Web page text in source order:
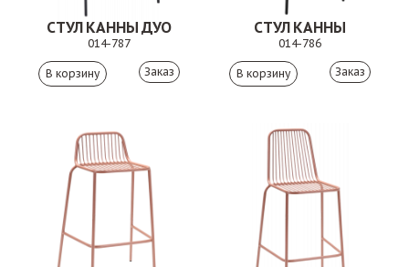
СТУЛ КАННЫ ДУО
014-787
Заказ
СТУЛ КАННЫ
014-786
Заказ